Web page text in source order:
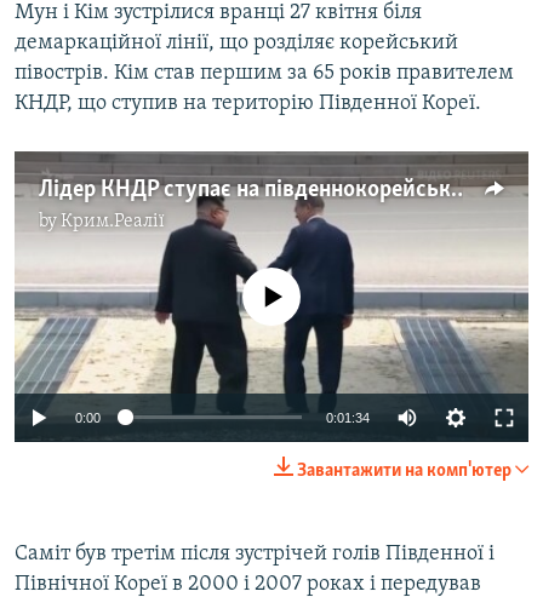
Мун і Кім зустрілися вранці 27 квітня біля
демаркаційної лінії, що розділяє корейський
півострів. Кім став першим за 65 років правителем
КНДР, що ступив на територію Південної Кореї.
Лідер КНДР ступає на південнокорейську землю під час саміту Корей (відео)
byКрим.Реалії
No media source currently available
0:00 0:01:34
Завантажити на комп'ютер
Саміт був третім після зустрічей голів Південної і
Північної Кореї в 2000 і 2007 роках і передував